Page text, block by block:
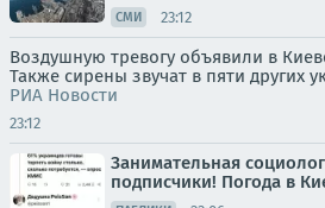
СМИ 23:12
Воздушную тревогу объявили в
Также сирены звучат в пяти других
РИА Новости
23:12
Занимательная
подписчики! Погода в